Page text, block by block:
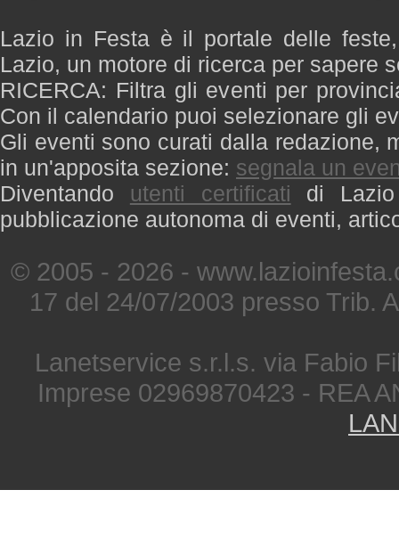
Lazio in Festa è il portale delle
Lazio, un motore di ricerca per sapere
RICERCA: Filtra gli eventi per
Con il calendario puoi selezionare gli
Gli eventi sono curati dalla redazione,
in un'apposita sezione: segnala un
Diventando utenti certificati di
pubblicazione autonoma di eventi,
© 2005 - 2026 -
17 del 24/07/2003 presso Trib.
Lanetservice s.r.l.s. via Fabio
Imprese 02969870423 - REA